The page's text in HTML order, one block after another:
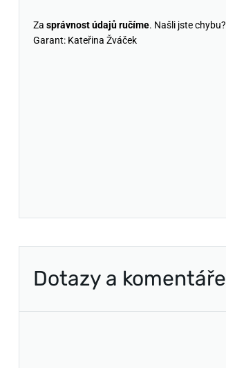
Za správnost údajů ručíme. Našli jste chybu?
Garant: Kateřina Žváček
Dotazy a komentáře